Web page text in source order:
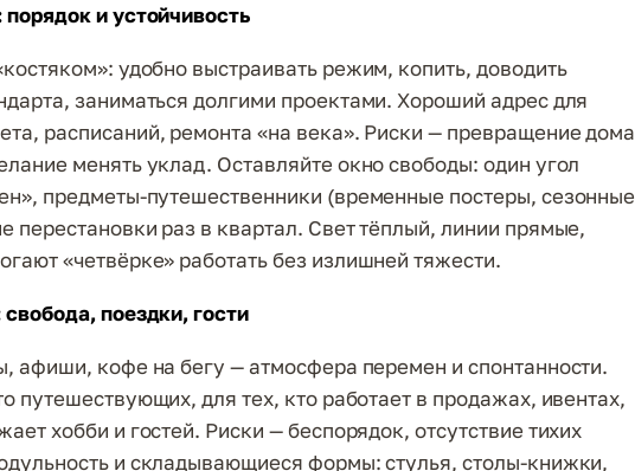
и устойчивость
удобно выстраивать режим, копить, доводить
заниматься долгими проектами. Хороший адрес для
расписаний, ремонта «на века». Риски — превращение дома
менять уклад. Оставляйте окно свободы: один угол
предметы-путешественники (временные постеры, сезонные
перестановки раз в квартал. Свет тёплый, линии прямые,
«четвёрке» работать без излишней тяжести.
поездки, гости
афиши, кофе на бегу — атмосфера перемен и спонтанности.
путешествующих, для тех, кто работает в продажах, ивентах,
хобби и гостей. Риски — беспорядок, отсутствие тихих
и складывающиеся формы: стулья, столы-книжки,